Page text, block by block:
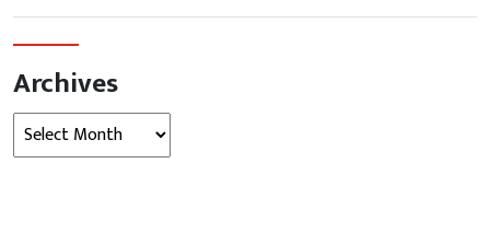
Archives
Archives